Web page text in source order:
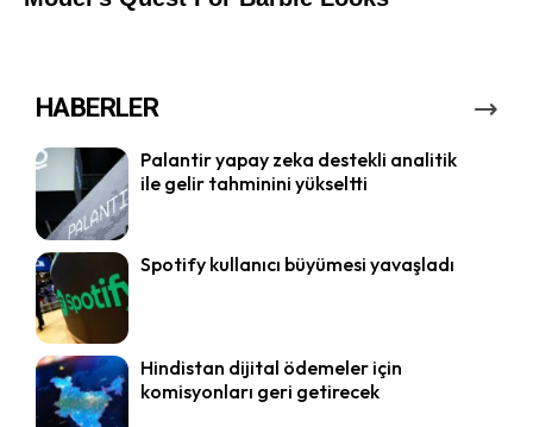
HABERLER
Palantir yapay zeka destekli analitik
ile gelir tahminini yükseltti
Spotify kullanıcı büyümesi yavaşladı
Hindistan dijital ödemeler için
komisyonları geri getirecek